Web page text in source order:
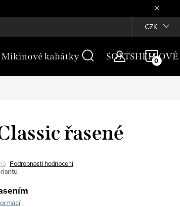
CZK
Mikinové kabátky
řasené
Podrobnosti hodnocení